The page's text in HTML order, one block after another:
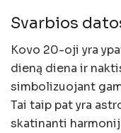
Svarbios
Kovo 20-oji yra
dieną diena ir
simbolizuojant
Tai taip pat yra
skatinanti